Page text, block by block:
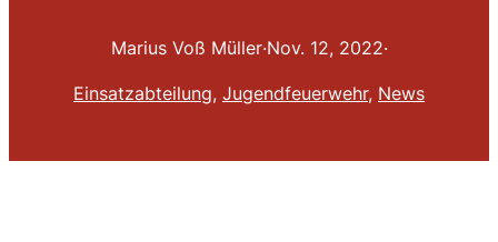
Marius Voß Müller·Nov. 12, 2022·
Einsatzabteilung, Jugendfeuerwehr, News